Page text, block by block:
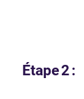
Étape 2 :